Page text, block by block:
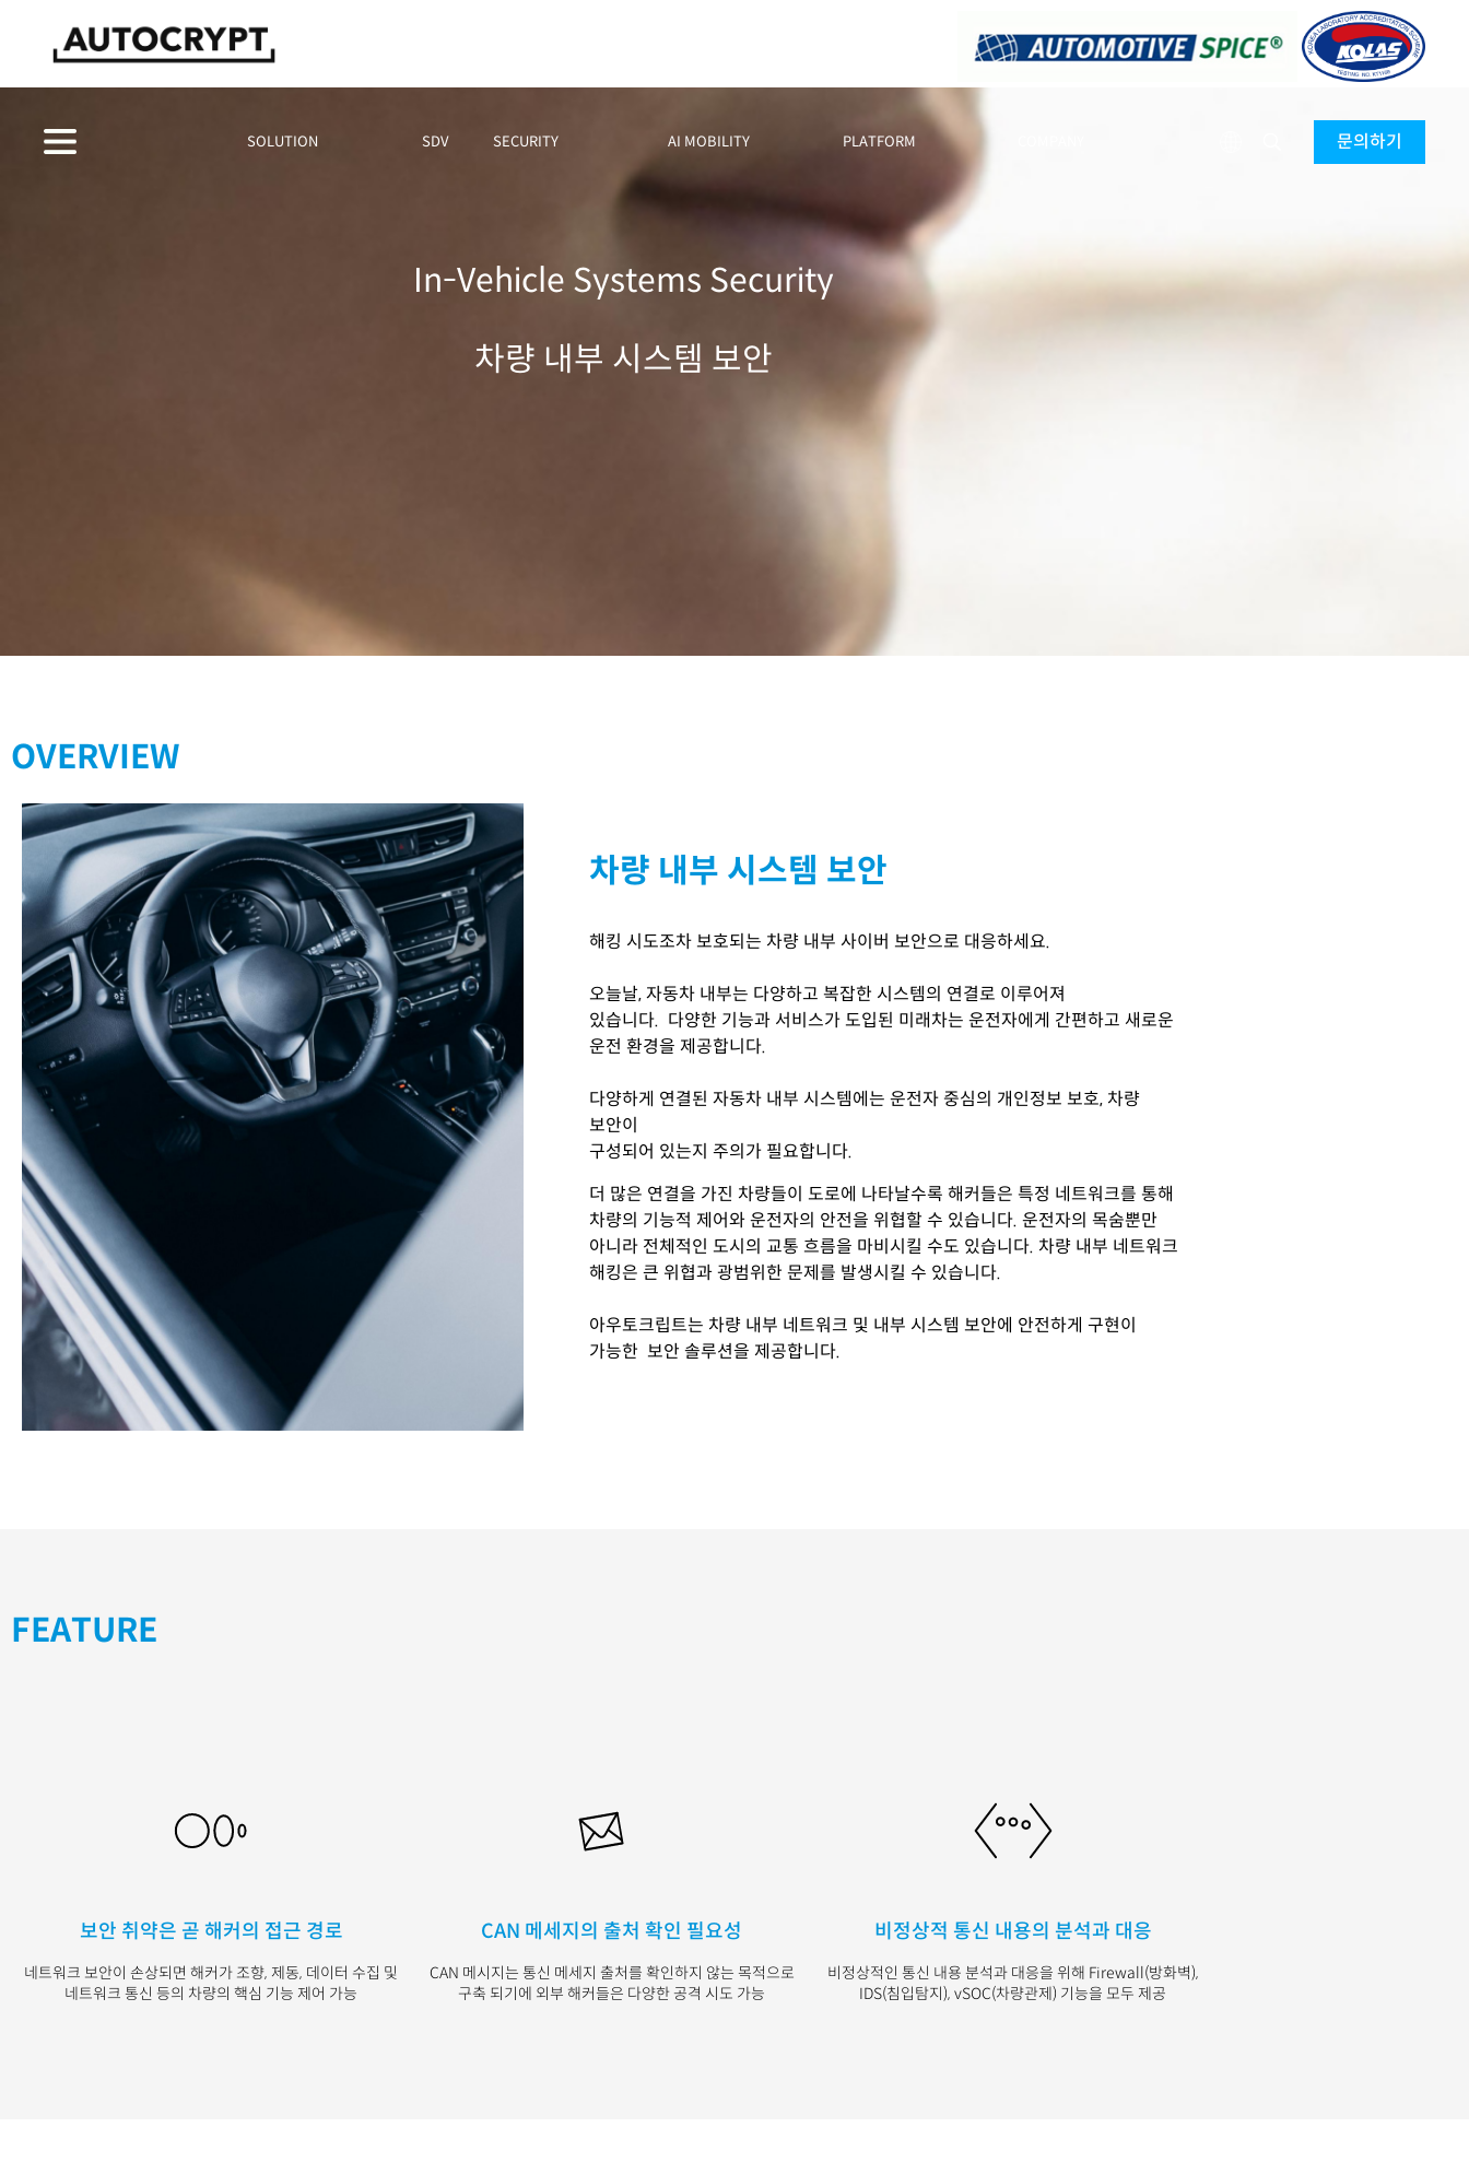
SOLUTION SDV SECURITY AI MOBILITY PLATFORM 문의하기
In-Vehicle Systems Security
차량 내부 시스템 보안
OVERVIEW
차량 내부 시스템 보안
해킹 시도조차 보호되는 차량 내부 사이버 보안으로 대응하세요.
오늘날, 자동차 내부는 다양하고 복잡한 시스템의 연결로 이루어져
있습니다. 다양한 기능과 서비스가 도입된 미래차는 운전자에게 간편하고 새로운
운전 환경을 제공합니다.
다양하게 연결된 자동차 내부 시스템에는 운전자 중심의 개인정보 보호, 차량
보안이
구성되어 있는지 주의가 필요합니다.
더 많은 연결을 가진 차량들이 도로에 나타날수록 해커들은 특정 네트워크를 통해
차량의 기능적 제어와 운전자의 안전을 위협할 수 있습니다. 운전자의 목숨뿐만
아니라 전체적인 도시의 교통 흐름을 마비시킬 수도 있습니다. 차량 내부 네트워크
해킹은 큰 위협과 광범위한 문제를 발생시킬 수 있습니다.
아우토크립트는 차량 내부 네트워크 및 내부 시스템 보안에 안전하게 구현이
가능한 보안 솔루션을 제공합니다.
FEATURE
보안 취약은 곧 해커의 접근 경로
네트워크 보안이 손상되면 해커가 조향, 제동, 데이터 수집 및
네트워크 통신 등의 차량의 핵심 기능 제어 가능
CAN 메세지의 출처 확인 필요성
CAN 메시지는 통신 메세지 출처를 확인하지 않는 목적으로
구축 되기에 외부 해커들은 다양한 공격 시도 가능
비정상적 통신 내용의 분석과 대응
비정상적인 통신 내용 분석과 대응을 위해 Firewall(방화벽),
IDS(침입탐지), vSOC(차량관제) 기능을 모두 제공